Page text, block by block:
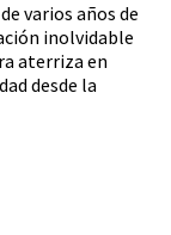
varios años de
inolvidable
aterriza en
desde la